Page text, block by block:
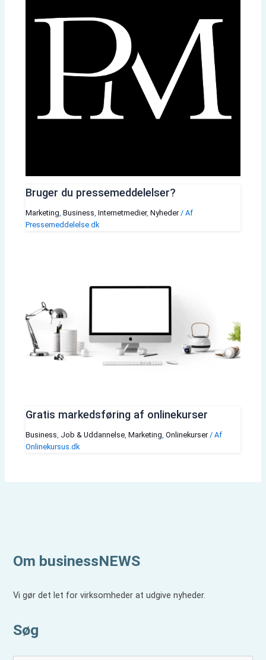
Bruger du pressemeddelelser?
Marketing Business Internetmedier, Nyheder/ Af
Pressemeddelelse.dk
Gratis markedsføring af onlinekurser
Business Job & Uddannelse, Marketing Onlinekurser/ Af
Onlinekursus.dk
Om businessNEWS
Vi gør det let for virksomheder at udgive nyheder.
Søg